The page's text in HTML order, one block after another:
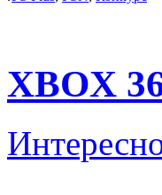
XBOX